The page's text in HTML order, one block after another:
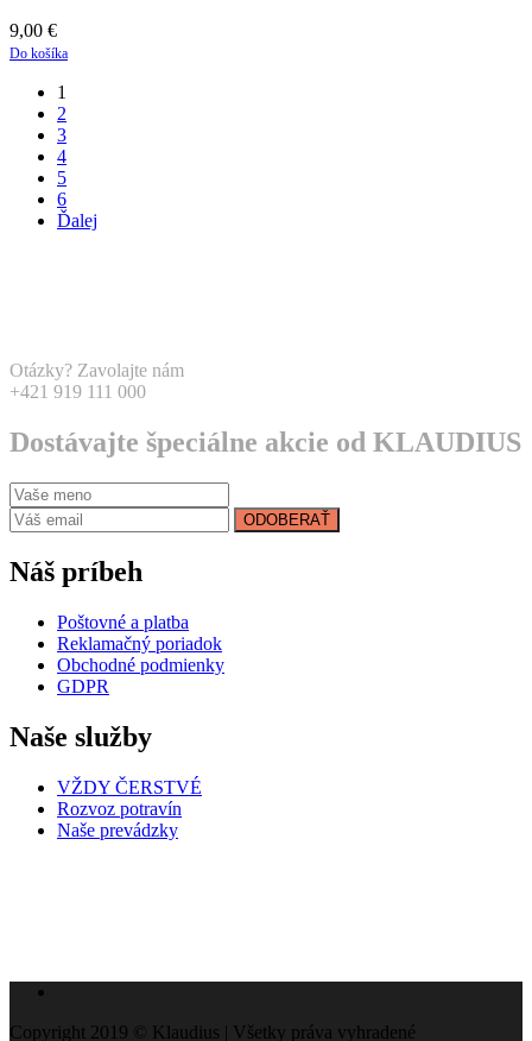
9,00 €
Do košíka
1
2
3
4
5
6
Ďalej
Otázky? Zavolajte nám
+421 919 111 000
Dostávajte špeciálne akcie od KLAUDIUS
ODOBERAŤ
Náš príbeh
Poštovné a platba
Reklamačný poriadok
Obchodné podmienky
GDPR
Naše služby
VŽDY ČERSTVÉ
Rozvoz potravín
Naše prevádzky
Copyright 2019 © Klaudius | Všetky práva vyhradené